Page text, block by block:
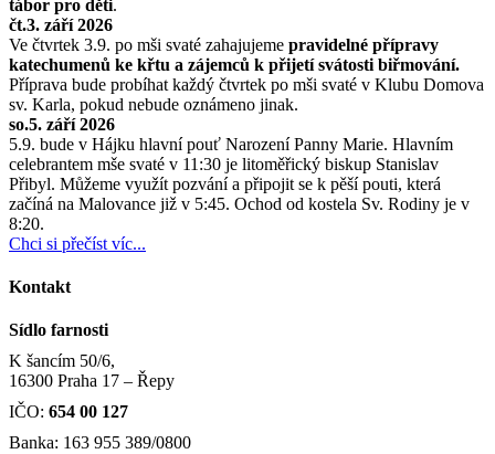
tábor pro děti.
čt.3. září 2026
Ve čtvrtek 3.9. po mši svaté zahajujeme pravidelné přípravy
katechumenů ke křtu a zájemců k přijetí svátosti biřmování.
Příprava bude probíhat každý čtvrtek po mši svaté v Klubu Domova
sv. Karla, pokud nebude oznámeno jinak.
so.5. září 2026
5.9. bude v Hájku hlavní pouť Narození Panny Marie. Hlavním
celebrantem mše svaté v 11:30 je litoměřický biskup Stanislav
Přibyl. Můžeme využít pozvání a připojit se k pěší pouti, která
začíná na Malovance již v 5:45. Ochod od kostela Sv. Rodiny je v
8:20.
Chci si přečíst víc...
Kontakt
Sídlo farnosti
K šancím 50/6,
16300 Praha 17 – Řepy
IČO: 654 00 127
Banka: 163 955 389/0800